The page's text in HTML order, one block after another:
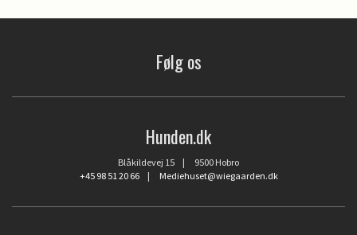
Følg os
Hunden.dk
Blåkildevej 15 | 9500 Hobro
+45 98 51 20 66| Mediehuset@wiegaarden.dk